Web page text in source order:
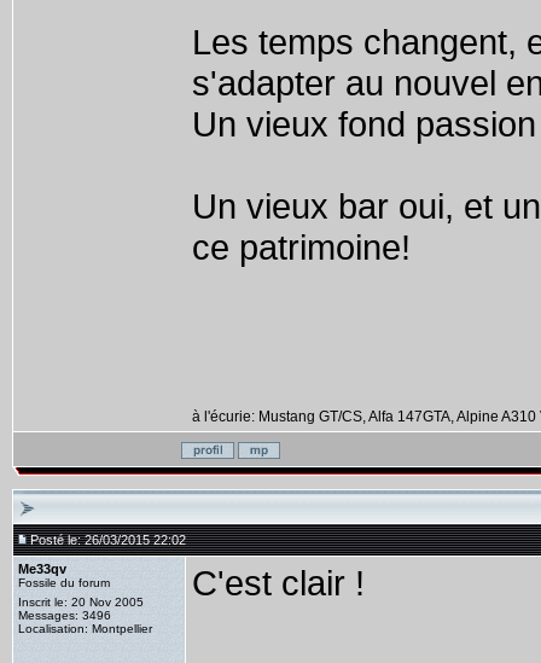
Les temps changent,
s'adapter au nouvel
Un vieux fond
Un vieux bar oui, et
ce patrimoine!
à l'écurie: Mustang GT/CS, Alfa 147GTA, Alpine
Posté le: 26/03/2015 22:02
Me33qv
Fossile du forum
Inscrit le: 20 Nov 2005
Messages: 3496
Localisation: Montpellier
C'est clair !